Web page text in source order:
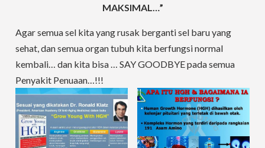
MAKSIMAL…”
Agar semua sel kita yang rusak berganti sel baru yang
sehat, dan semua organ tubuh kita berfungsi normal
kembali… dan kita bisa … SAY GOODBYE pada semua
Penyakit Penuaan…!!!